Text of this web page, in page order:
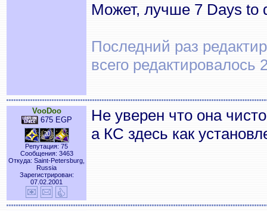
Может, лучше 7 Days to
Последний раз
всего редактировалось
VooDoo
675 EGP
Репутация: 75
Сообщения: 3463
Откуда: Saint-Petersburg,
Russia
Зарегистрирован:
07.02.2001
Не уверен что она
а КС здесь как